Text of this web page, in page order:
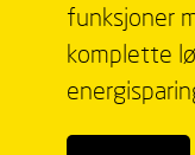
funksjoner
komplette